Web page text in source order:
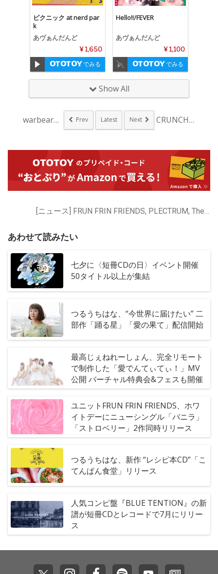
ピクニック at nerd par
k
あヴぁんだんど
¥ 1,650
でみる
Hello!!/FEVER
あヴぁんだんど
¥ 1,100
でみる
Show All
warbear、配信... Prev Latest Next CRUNCH、3年ぶ...
[ニュース] FRUN FRIN FRIENDS, PLECTRUM, The Broken TV, avandoned, あヴぁんだんど, つるうちはな
あわせて読みたい
七夕に〈短冊CDの日〉イベント開催
50タイトル以上が集結
つるうちはな、“今世界に届けたい” 二
部作「踊る星」「愛の果て」配信開始
最高じぇねれーしょん、完全リモート
で制作した「愛でんてぃてぃ！」MV
公開 バーチャル特典会&フェスも開催
ユニットFRUN FRIN FRIENDS、ホワ
イトデーにニューシングル「バニラ」
「ストロベリー」2作同時リリース
つるうちはな、新作 “レシピ本CD”「こ
てんぱん食堂」リリース
人気コンピ盤『BLUE TENTION』の新
譜が短冊CDとレコードで7月にリリー
ス